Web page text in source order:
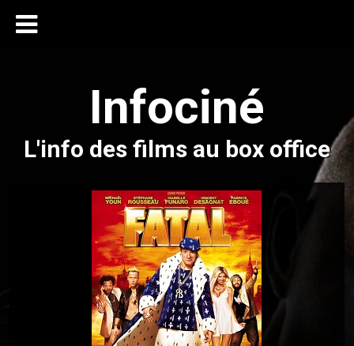
Infociné
L'info des films au box office